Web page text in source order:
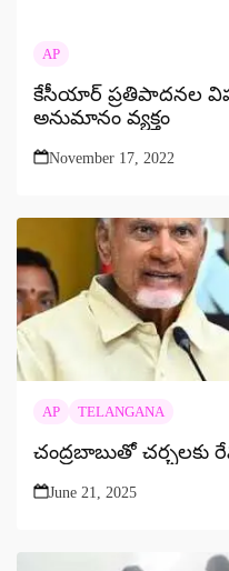
AP
కేసీయార్ ప్రతిపాదనల
అనుమానం వ్యక్తం
November 17, 2022
AP TELANGANA
చంద్రబాబుతో చర్చలకు
June 21, 2025